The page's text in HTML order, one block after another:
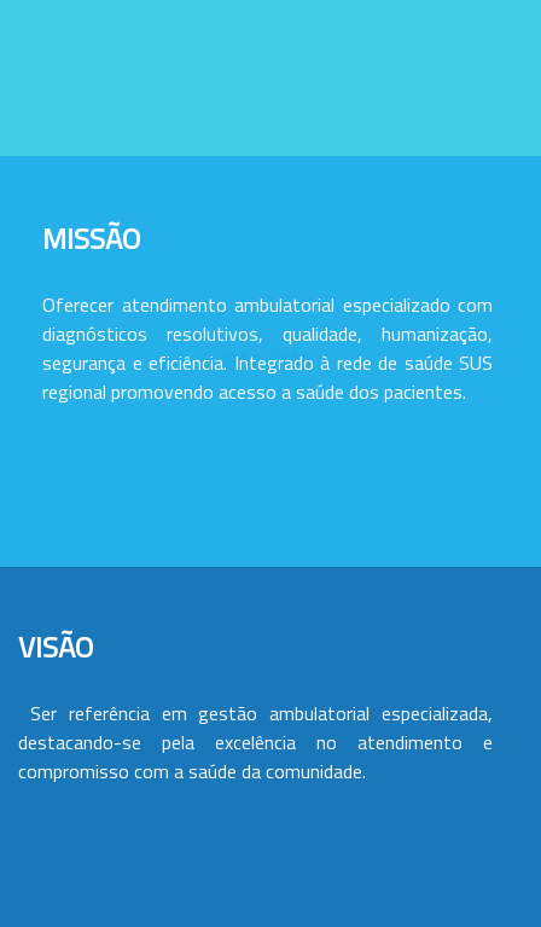
MISSÃO
Oferecer atendimento ambulatorial especializado com
diagnósticos resolutivos, qualidade, humanização,
segurança e eficiência. Integrado à rede de saúde SUS
regional promovendo acesso a saúde dos pacientes.
VISÃO
Ser referência em gestão ambulatorial especializada,
destacando-se pela excelência no atendimento e
compromisso com a saúde da comunidade.